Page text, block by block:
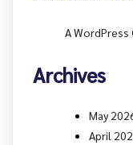
A
Archives
May
April